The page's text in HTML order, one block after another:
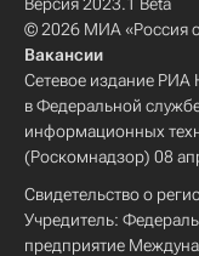
© 2026 МИА «Россия
Вакансии
Сетевое издание РИА
в Федеральной
информационных
(Роскомнадзор) 08
Свидетельство о
Учредитель:
предприятие